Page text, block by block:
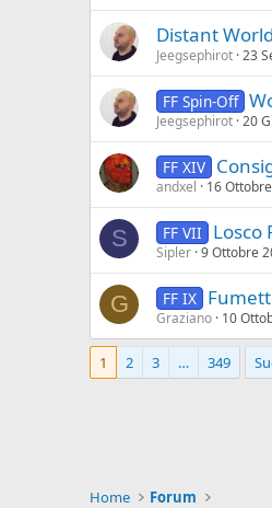
Distant
Jeegsephirot 23
FF Spin-Off
Jeegsephirot 20
FF XIV
andxel 16
S FF VII Losco
Sipler 9 Ottobre
G FF IX
Graziano 10
1 2 3 … 349
Home Forum